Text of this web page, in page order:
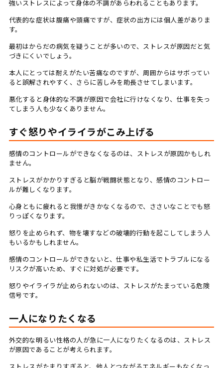
強いストレスによって身体の不調があらわれることもあります。
代表的な症状は腹痛や頭痛ですが、症状の出方には個人差がありま
す。
最初はからだの病気を疑うことが多いので、ストレスが原因だと気
づきにくいでしょう。
本人にとっては耐えがたい苦痛なのですが、周囲からはサボってい
ると誤解されやすく、さらに苦しみを助長させてしまいます。
悪化すると身体的な不調が原因で会社に行けなくなり、仕事を失っ
てしまう人も少なくありません。
すぐ怒りやイライラがこみ上げる
感情のコントロールができなくなるのは、ストレスが原因かもしれ
ません。
ストレスがかかりすぎると脳が戦闘状態となり、感情のコントロー
ルが難しくなります。
心身ともに疲れると我慢がきかなくなるので、ささいなことでも怒
りっぽくなります。
怒りを止められず、物を壊すなどの破壊的行動を起こしてしまう人
もいるかもしれません。
感情のコントロールができないと、仕事や私生活でトラブルになる
リスクが高いため、すぐに対処が必要です。
怒りやイライラが止められないのは、ストレスがたまっている危険
信号です。
一人になりたくなる
外交的な明るい性格の人が急に一人になりたくなるのは、ストレス
が原因であることが考えられます。